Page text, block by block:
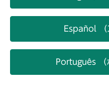
Español （
Português （